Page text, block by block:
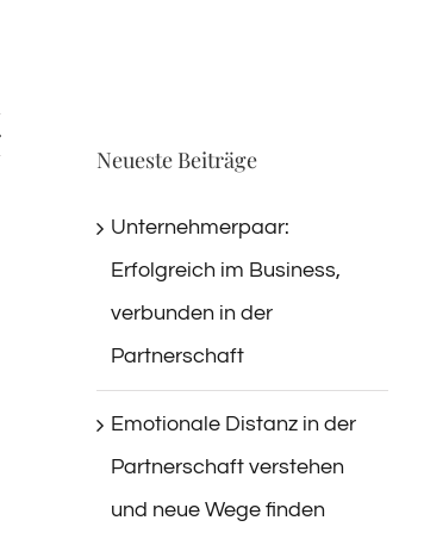
Neueste Beiträge
Unternehmerpaar:
Erfolgreich im Business,
verbunden in der
Partnerschaft
Emotionale Distanz in der
Partnerschaft verstehen
und neue Wege finden